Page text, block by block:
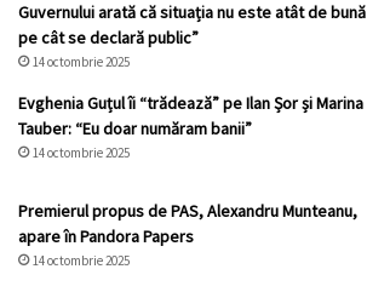
Guvernului arată că situația nu este atât de bună
pe cât se declară public”
14 octombrie 2025
Evghenia Guțul îi “trădează” pe Ilan Șor și Marina
Tauber: “Eu doar număram banii”
14 octombrie 2025
Premierul propus de PAS, Alexandru Munteanu,
apare în Pandora Papers
14 octombrie 2025